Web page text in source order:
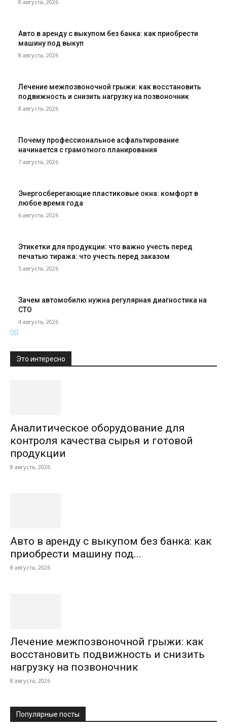
8 августа, 2026
Авто в аренду с выкупом без банка: как приобрести
машину под выкуп
8 августа, 2026
Лечение межпозвоночной грыжи: как восстановить
подвижность и снизить нагрузку на позвоночник
8 августа, 2026
Почему профессиональное асфальтирование
начинается с грамотного планирования
7 августа, 2026
Энергосберегающие пластиковые окна: комфорт в
любое время года
6 августа, 2026
Этикетки для продукции: что важно учесть перед
печатью тиража: что учесть перед заказом
5 августа, 2026
Зачем автомобилю нужна регулярная диагностика на
СТО
4 августа, 2026
Это интересно
Аналитическое оборудование для
контроля качества сырья и готовой
продукции
8 августа, 2026
Авто в аренду с выкупом без банка: как
приобрести машину под...
8 августа, 2026
Лечение межпозвоночной грыжи: как
восстановить подвижность и снизить
нагрузку на позвоночник
8 августа, 2026
Популярные посты